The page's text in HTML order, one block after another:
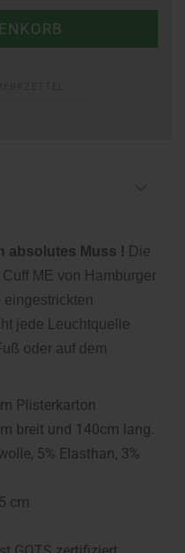
absolutes Muss ! Die
ME von Hamburger
eingestrickten
jede Leuchtquelle
oder auf dem
Plisterkarton
breit und 140cm lang.
5% Elasthan, 3%
cm